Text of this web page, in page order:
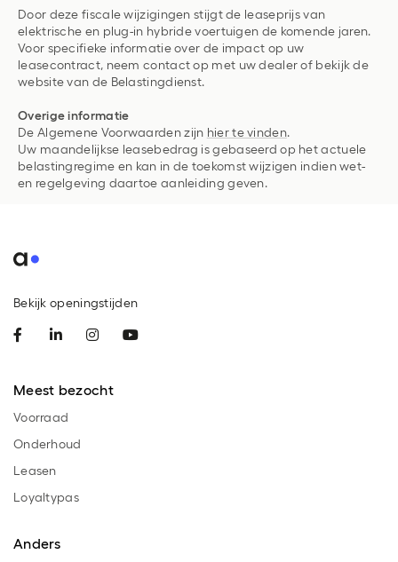
Door deze fiscale wijzigingen stijgt de leaseprijs van
elektrische en plug-in hybride voertuigen de komende jaren.
Voor specifieke informatie over de impact op uw
leasecontract, neem contact op met uw dealer of bekijk de
website van de Belastingdienst.
Overige informatie
De Algemene Voorwaarden zijn hier te vinden.
Uw maandelijkse leasebedrag is gebaseerd op het actuele
belastingregime en kan in de toekomst wijzigen indien wet-
en regelgeving daartoe aanleiding geven.
Bekijk openingstijden
Meest bezocht
Voorraad
Onderhoud
Leasen
Loyaltypas
Anders